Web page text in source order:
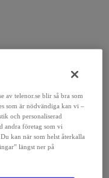
av telenor.se blir så bra som
som är nödvändiga kan vi –
och personaliserad
andra företag som vi
kan när som helst återkalla
längst ner på